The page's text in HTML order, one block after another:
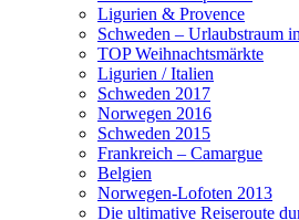
Ligurien & Provence
Schweden – Urlaubstraum
TOP Weihnachtsmärkte
Ligurien / Italien
Schweden 2017
Norwegen 2016
Schweden 2015
Frankreich – Camargue
Belgien
Norwegen-Lofoten 2013
Die ultimative Reiseroute